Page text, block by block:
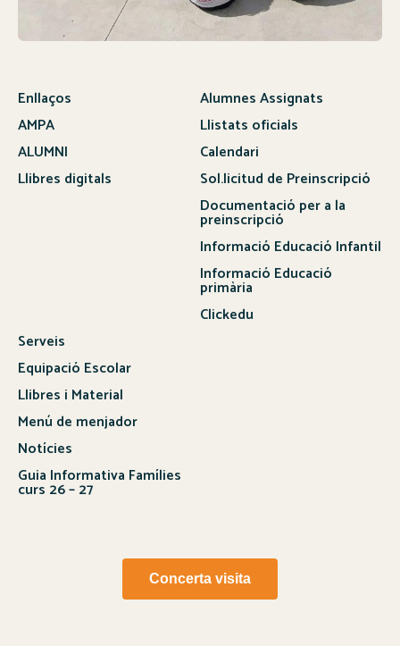
Enllaços
AMPA
ALUMNI
Llibres digitals
Alumnes Assignats
Llistats oficials
Calendari
Sol.licitud de Preinscripció
Documentació per a la
preinscripció
Informació Educació Infantil
Informació Educació
primària
Clickedu
Serveis
Equipació Escolar
Llibres i Material
Menú de menjador
Notícies
Guia Informativa Famílies
curs 26 – 27
Concerta visita